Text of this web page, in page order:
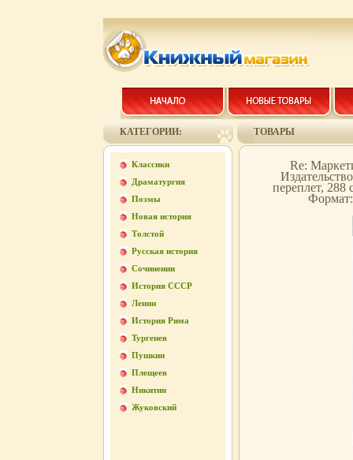
КАТЕГОРИИ:
Классики
Драматургия
Поэмы
Новая история
Толстой
Русская история
Сочинении
История СССР
Ленин
История Рима
Тургенев
Пушкин
Плещеев
Никитин
Жуковский
ТОВАРЫ
Re:
переплет, 288